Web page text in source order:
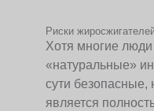
Риски
Хотя многие
«натуральные»
сути безопасные,
является